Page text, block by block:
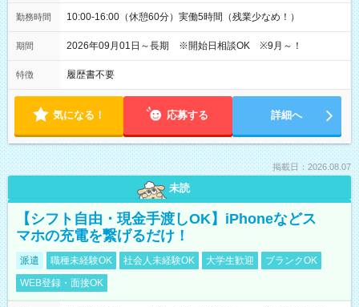
勤務時間 10:00-16:00（休憩60分）実働5時間（残業少なめ！）
期間 2026年09月01日～長期 ※開始日相談OK ※9月～！
特徴 履歴書不要
気になる！ 応募する 詳細へ
掲載日：2026.08.07
未読
【シフト自由・現金手渡しOK】iPhoneなどス
マホの充電を繋げるだけ！
派遣 職種未経験OK 社会人未経験OK 大学生歓迎
ブランクOK
WEB登録・面接OK